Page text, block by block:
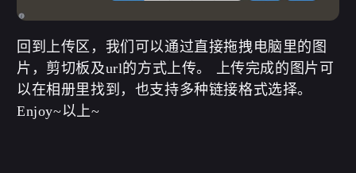
回到上传区，我们可以通过直接拖拽电脑里的图
片，剪切板及url的方式上传。 上传完成的图片可
以在相册里找到，也支持多种链接格式选择。
Enjoy~以上~